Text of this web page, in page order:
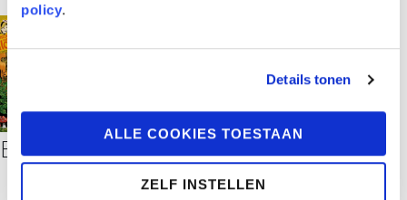
policy.
Details tonen
ALLE COOKIES TOESTAAN
ZELF INSTELLEN
Een Avontuur van Liloe 1: Folio & Folia